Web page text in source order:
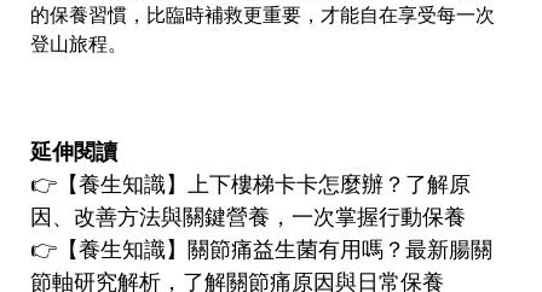
的保養習慣，比臨時補救更重要，才能自在享受每一次
登山旅程。
延伸閱讀
👉 【養生知識】 上下樓梯卡卡怎麼辦？了解原
因、改善方法與關鍵營養，一次掌握行動保養
👉 【養生知識】 關節痛益生菌有用嗎？最新腸關
節軸研究解析，了解關節痛原因與日常保養